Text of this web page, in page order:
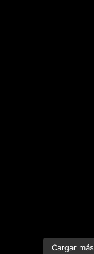
Cargar más